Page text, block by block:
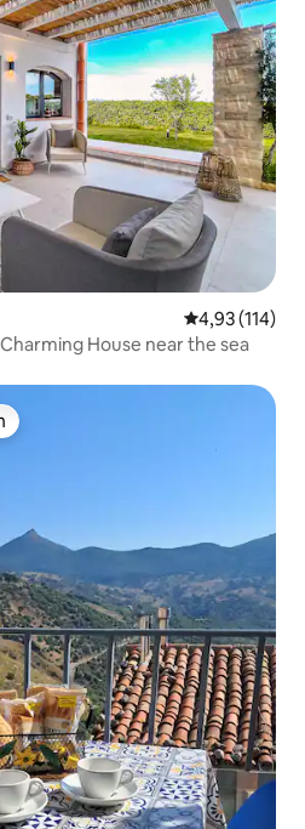
4,93 af 5 í
4,93 (114)
House near the sea